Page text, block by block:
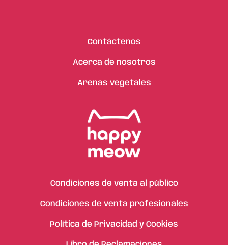
Contáctenos
Acerca de nosotros
Arenas vegetales
Condiciones de venta al público
Condiciones de venta profesionales
Política de Privacidad y Cookies